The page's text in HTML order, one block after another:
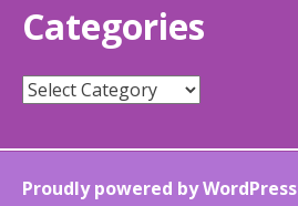
Categories
Categories
Proudly powered by WordPress